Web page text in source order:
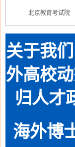
北京教育考试院
关于我们
外高校
归人才
海外博